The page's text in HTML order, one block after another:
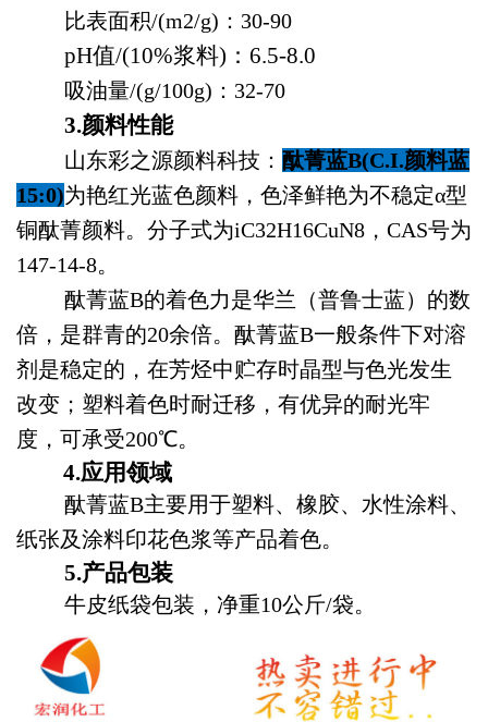
比表面积/(m2/g)：30-90
pH值/(10%浆料)：6.5-8.0
吸油量/(g/100g)：32-70
3.颜料性能
山东彩之源颜料科技： 酞菁蓝B(C.I.颜料蓝
15:0)为艳红光蓝色颜料，色泽鲜艳为不稳定α型
铜酞菁颜料。分子式为iC32H16CuN8，CAS号为
147-14-8。
酞菁蓝B的着色力是华兰（普鲁士蓝）的数
倍，是群青的20余倍。酞菁蓝B一般条件下对溶
剂是稳定的，在芳烃中贮存时晶型与色光发生
改变；塑料着色时耐迁移，有优异的耐光牢
度，可承受200℃。
4.应用领域
酞菁蓝B主要用于塑料、橡胶、水性涂料、
纸张及涂料印花色浆等产品着色。
5.产品包装
牛皮纸袋包装，净重10公斤/袋。